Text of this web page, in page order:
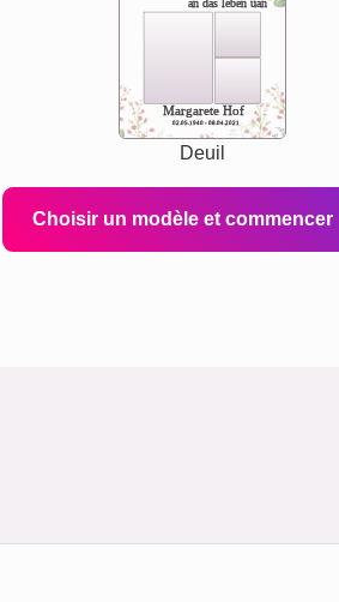
an das leben uan
Margarete Hof
02.05.1940 - 08.04.2021
Deuil
Choisir un modèle et commencer